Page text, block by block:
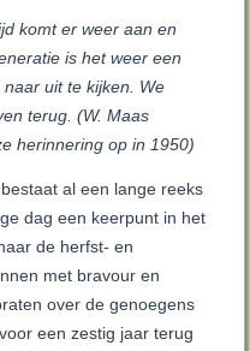
komt er weer aan en
is het weer een
uit te kijken. We
terug. (W. Maas
herinnering op in 1950)
al een lange reeks
dag een keerpunt in het
de herfst- en
met bravour en
over de genoegens
een zestig jaar terug